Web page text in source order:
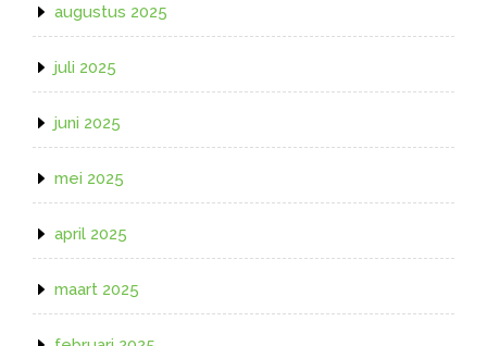
augustus 2025
juli 2025
juni 2025
mei 2025
april 2025
maart 2025